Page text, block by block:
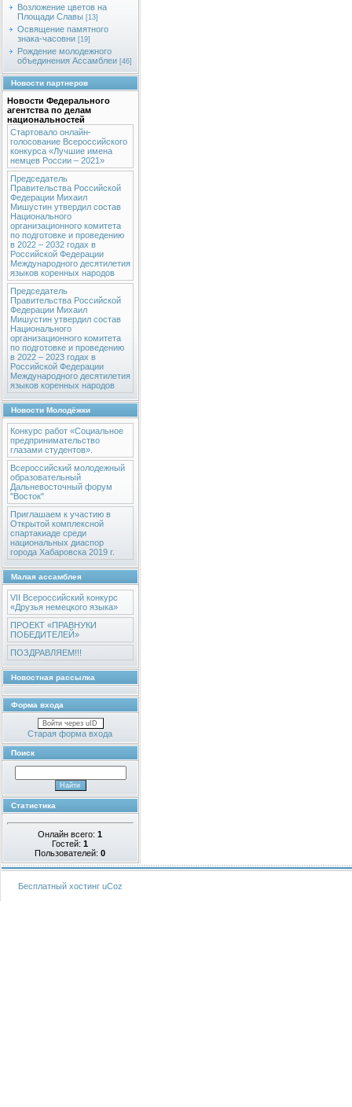
Возложение цветов на
Площади Славы [13]
Освящение памятного
знака-часовни [19]
Рождение молодежного
объединения Ассамблеи [46]
Новости партнеров
Новости Федерального
агентства по делам
национальностей
Стартовало онлайн-
голосование Всероссийского
конкурса «Лучшие имена
немцев России – 2021»
Председатель
Правительства Российской
Федерации Михаил
Мишустин утвердил состав
Национального
организационного комитета
по подготовке и проведению
в 2022 – 2032 годах в
Российской Федерации
Международного десятилетия
языков коренных народов
Председатель
Правительства Российской
Федерации Михаил
Мишустин утвердил состав
Национального
организационного комитета
по подготовке и проведению
в 2022 – 2023 годах в
Российской Федерации
Международного десятилетия
языков коренных народов
Новости Молодёжки
Конкурс работ «Социальное
предпринимательство
глазами студентов».
Всероссийский молодежный
образовательный
Дальневосточный форум
"Восток"
Приглашаем к участию в
Открытой комплексной
спартакиаде среди
национальных диаспор
города Хабаровска 2019 г.
Малая ассамблея
VII Всероссийский конкурс
«Друзья немецкого языка»
ПРОЕКТ «ПРАВНУКИ
ПОБЕДИТЕЛЕЙ»
ПОЗДРАВЛЯЕМ!!!
Новостная рассылка
Форма входа
Войти через uID
Старая форма входа
Поиск
Статистика
Онлайн всего:1
Гостей:1
Пользователей:0
Бесплатный хостинг uCoz